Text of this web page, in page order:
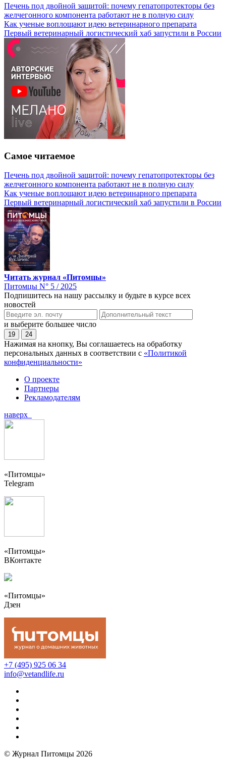
Печень под двойной защитой: почему гепатопротекторы без
желчегонного компонента работают не в полную силу
Как ученые воплощают идею ветеринарного препарата
Первый ветеринарный логистический хаб запустили в России
Самое читаемое
Печень под двойной защитой: почему гепатопротекторы без
желчегонного компонента работают не в полную силу
Как ученые воплощают идею ветеринарного препарата
Первый ветеринарный логистический хаб запустили в России
Читать журнал «Питомцы»
Питомцы N° 5 / 2025
Подпишитесь на нашу рассылку и будьте в курсе всех
новостей
и выберите большее число
19 24
Нажимая на кнопку, Вы соглашаетесь на обработку
персональных данных в соответствии с «Политикой
конфиденциальности»
О проекте
Партнеры
Рекламодателям
наверх
«Питомцы»
Telegram
«Питомцы»
ВКонтакте
«Питомцы»
Дзен
+7 (495) 925 06 34
info@vetandlife.ru
© Журнал Питомцы 2026